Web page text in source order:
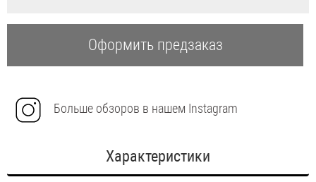
Оформить предзаказ
Больше обзоров в нашем Instagram
Характеристики